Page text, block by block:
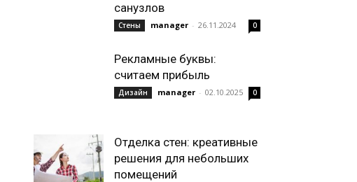
санузлов
Стены manager - 26.11.2024 0
Рекламные буквы:
считаем прибыль
Дизайн manager - 02.10.2025 0
Отделка стен: креативные
решения для небольших
помещений